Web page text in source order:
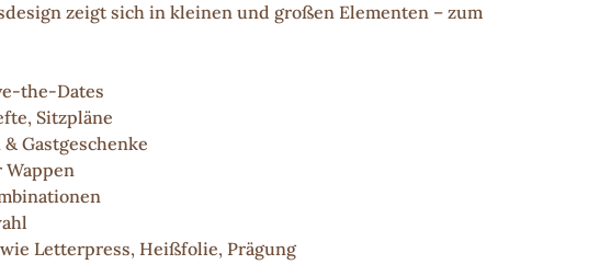
zeigt sich in kleinen und großen Elementen – zum
the-Dates
Sitzpläne
Gastgeschenke
Wappen
Letterpress, Heißfolie, Prägung